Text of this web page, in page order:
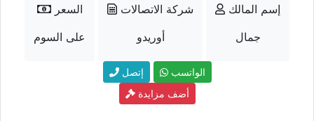
السعر
على السوم
شركة الاتصالات
أوريدو
إسم المالك
جمال
إتصل
الواتسب
أضف مزايدة